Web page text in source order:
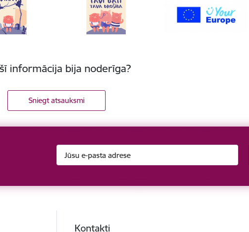
informācija bija noderīga?
Sniegt atsauksmi
Kontakti